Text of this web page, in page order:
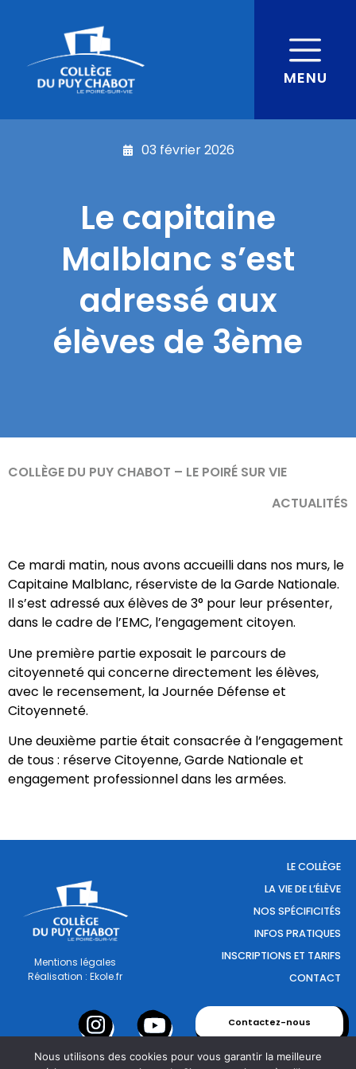
MENU
03 février 2026
Le capitaine
Malblanc s’est
adressé aux
élèves de 3ème
COLLÈGE DU PUY CHABOT – LE POIRÉ SUR VIE
ACTUALITÉS
Ce mardi matin, nous avons accueilli dans nos murs, le
Capitaine Malblanc, réserviste de la Garde Nationale.
Il s’est adressé aux élèves de 3° pour leur présenter,
dans le cadre de l’EMC, l’engagement citoyen.
Une première partie exposait le parcours de
citoyenneté qui concerne directement les élèves,
avec le recensement, la Journée Défense et
Citoyenneté.
Une deuxième partie était consacrée à l’engagement
de tous : réserve Citoyenne, Garde Nationale et
engagement professionnel dans les armées.
Mentions légales
Réalisation : Ekole.fr
LE COLLÈGE
LA VIE DE L’ÉLÈVE
NOS SPÉCIFICITÉS
INFOS PRATIQUES
INSCRIPTIONS ET TARIFS
CONTACT
Contactez-nous
Nous utilisons des cookies pour vous garantir la meilleure